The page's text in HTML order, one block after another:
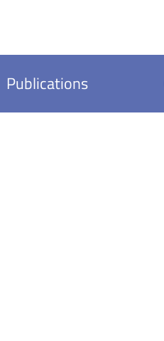
Publications